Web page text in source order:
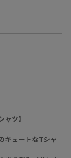
ツ】
キュートなTシャ